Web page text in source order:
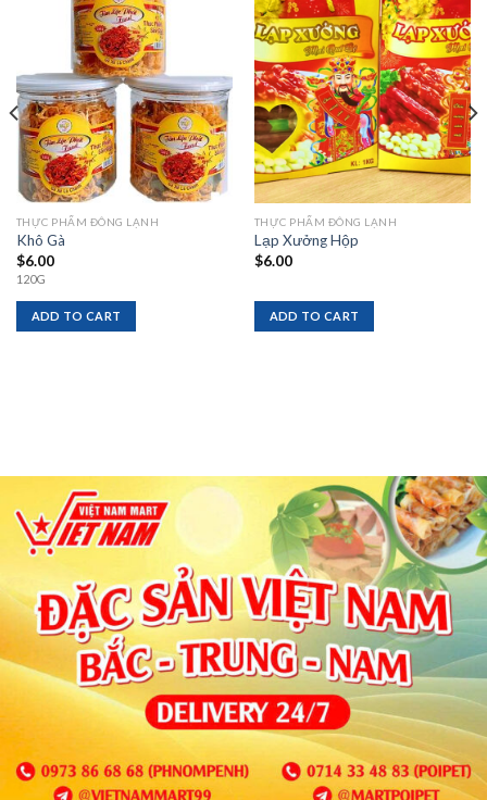
THỰC PHẨM ĐÔNG LẠNH
Khô Gà
$6.00
120G
ADD TO CART
Add to
wishlist
THỰC PHẨM ĐÔNG LẠNH
Lạp Xưởng Hộp
$6.00
ADD TO CART